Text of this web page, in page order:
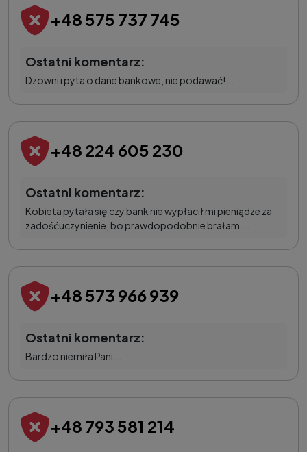
+48 575 737 745
Ostatni komentarz:
Dzowni i pyta o dane bankowe, nie podawać!...
+48 224 605 230
Ostatni komentarz:
Kobieta pytała się czy bank nie wypłacił mi pieniądze za
zadośćuczynienie, bo prawdopodobnie brałam ...
+48 573 966 939
Ostatni komentarz:
Bardzo niemiła Pani...
+48 793 581 214